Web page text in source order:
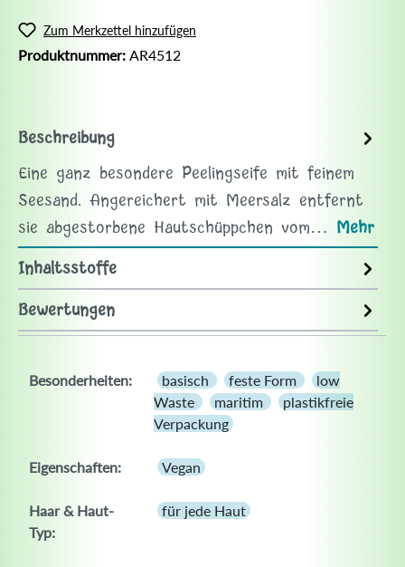
Zum Merkzettel hinzufügen
Produktnummer: AR4512
Beschreibung
Eine ganz besondere Peelingseife mit feinem
Seesand. Angereichert mit Meersalz entfernt
sie abgestorbene Hautschüppchen vom… Mehr
Inhaltsstoffe
Bewertungen
Besonderheiten: basisch feste Form
low
Waste
maritim
plastikfreie
Verpackung
Eigenschaften: Vegan
Haar & Haut-
Typ:
für jede Haut